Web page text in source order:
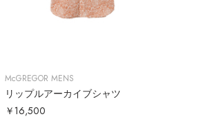
McGREGOR MENS
リップルアーカイブシャツ
￥16,500